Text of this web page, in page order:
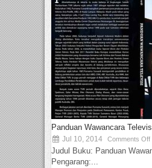
Panduan Wawancara
Jul 10, 2014 Comments Off
Judul Buku: Panduan
Pengarang:...